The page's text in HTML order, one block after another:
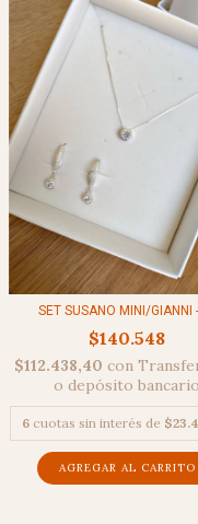
SET SUSANO MINI/GIANNI
$140.548
$112.438,40con
o depósito bancario
6 cuotas sin interés de